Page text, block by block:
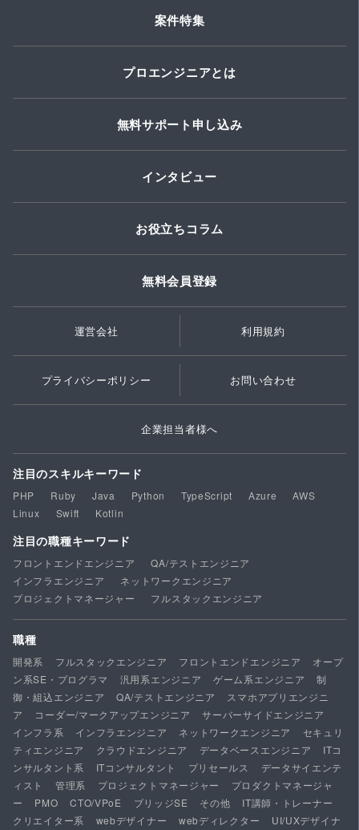
案件特集
プロエンジニアとは
無料サポート申し込み
インタビュー
お役立ちコラム
無料会員登録
運営会社 利用規約
プライバシーポリシー お問い合わせ
企業担当者様へ
注目のスキルキーワード
PHP Ruby Java Python TypeScript Azure
AWS
Linux
Swift Kotlin
注目の職種キーワード
フロントエンドエンジニア
QA/テストエンジニア
インフラエンジニア
ネットワークエンジニア
プロジェクトマネージャー
フルスタックエンジニア
職種
開発系 フルスタックエンジニア フロントエンドエンジニア
オープ
ン系SE・プログラマ
汎用系エンジニア ゲーム系エンジニア
制
御・組込エンジニア
QA/テストエンジニア
スマホアプリエンジニ
ア
コーダー/マークアップエンジニア
サーバーサイドエンジニア
インフラ系
インフラエンジニア ネットワークエンジニア
セキュリ
ティエンジニア
クラウドエンジニア データベースエンジニア
ITコ
ンサルタント系
ITコンサルタント プリセールス
データサイエンテ
ィスト
管理系 プロジェクトマネージャー
プロダクトマネージャ
ー
PMO CTO/VPoE ブリッジSE その他
IT講師・トレーナー
クリエイター系
webデザイナー webディレクター
UI/UXデザイナ